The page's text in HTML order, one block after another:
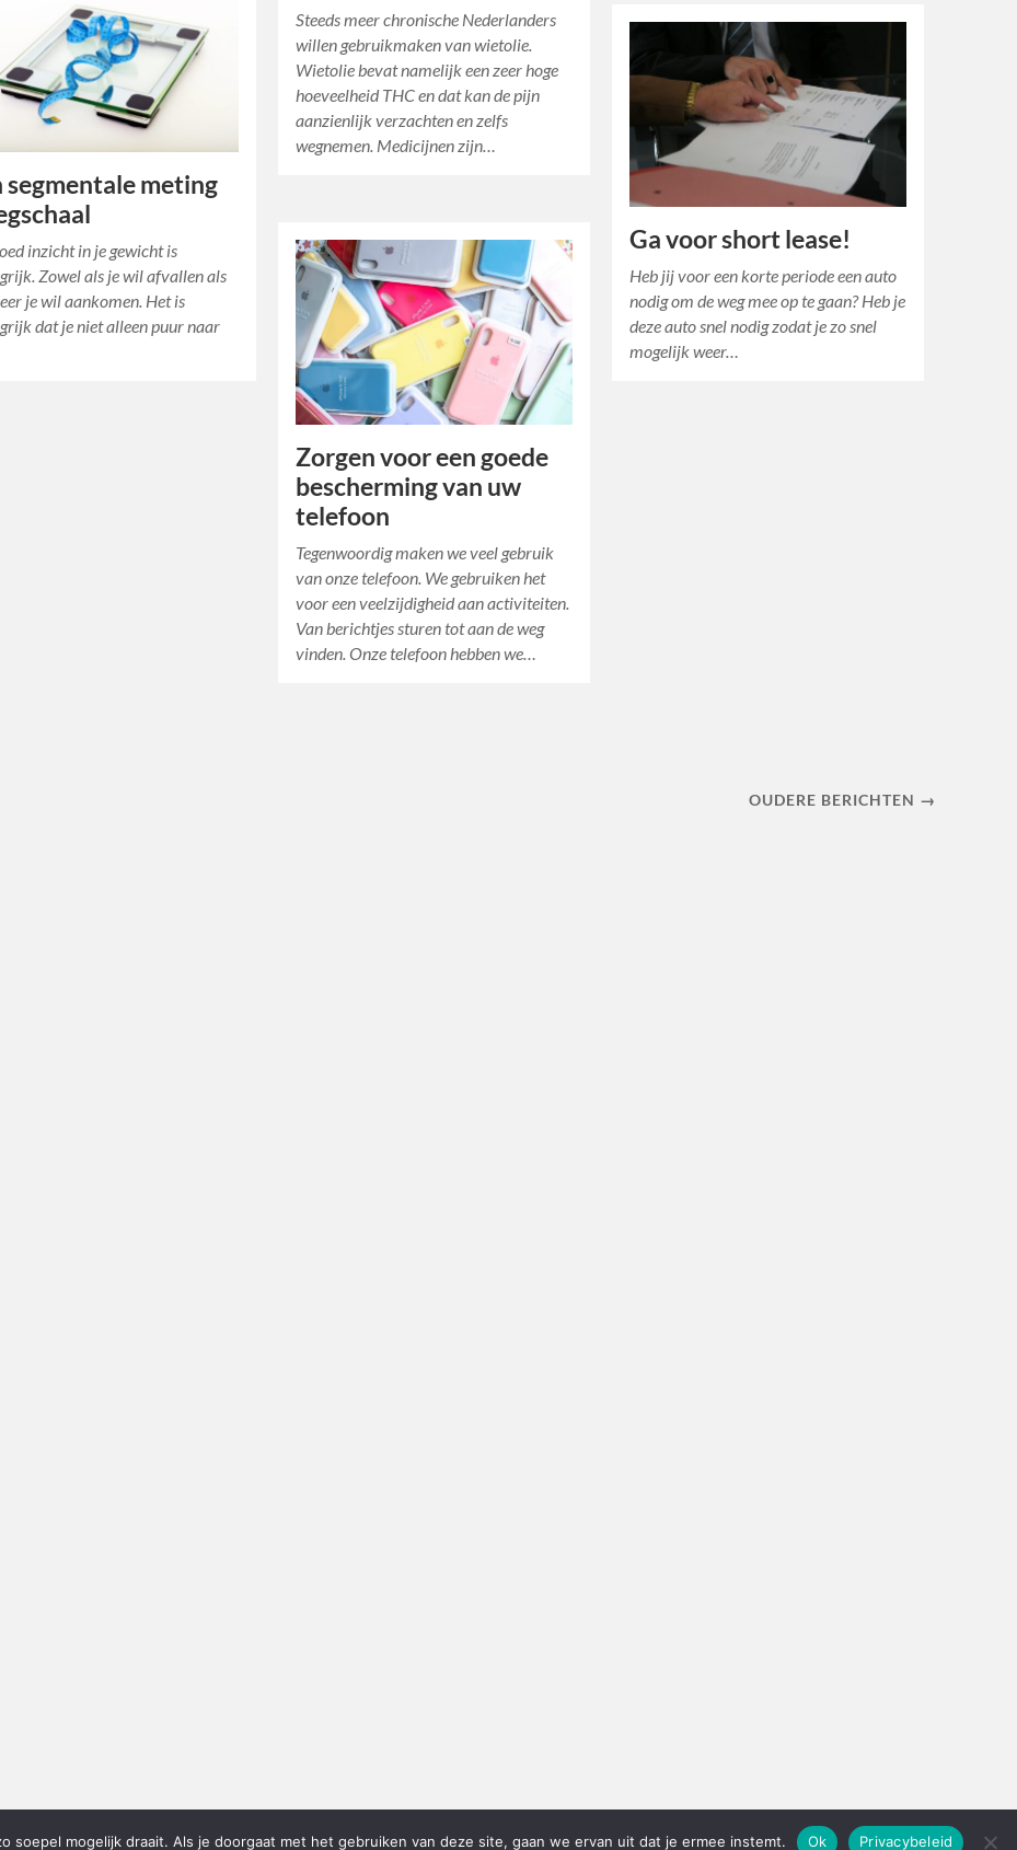
Steeds meer chronische Nederlanders
willen gebruikmaken van wietolie.
Wietolie bevat namelijk een zeer hoge
hoeveelheid THC en dat kan de pijn
aanzienlijk verzachten en zelfs
wegnemen. Medicijnen zijn…
segmentale meting
inzicht in je gewicht is
Zowel als je wil afvallen als
je wil aankomen. Het is
dat je niet alleen puur naar
Ga voor short lease!
Heb jij voor een korte periode een auto
nodig om de weg mee op te gaan? Heb je
deze auto snel nodig zodat je zo snel
mogelijk weer…
Zorgen voor een goede
bescherming van uw
telefoon
Tegenwoordig maken we veel gebruik
van onze telefoon. We gebruiken het
voor een veelzijdigheid aan activiteiten.
Van berichtjes sturen tot aan de weg
vinden. Onze telefoon hebben we…
OUDERE BERICHTEN →
soepel mogelijk draait. Als je doorgaat met het gebruiken van deze site, gaan we ervan uit dat je ermee instemt. Ok Privacybeleid